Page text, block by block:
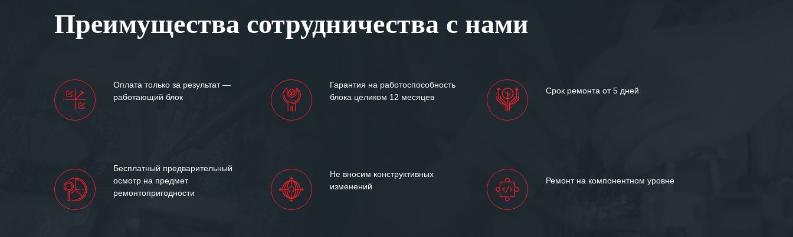
Преимущества сотрудничества с нами
Оплата только за результат —
работающий блок
Гарантия на работоспособность
блока целиком 12 месяцев
Срок ремонта от 5 дней
Бесплатный предварительный
осмотр на предмет
ремонтопригодности
Не вносим конструктивных
изменений
Ремонт на компонентном уровне